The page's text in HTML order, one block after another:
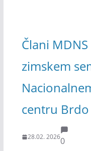
Člani
zimskem
centru Brdo
28.02. 20260